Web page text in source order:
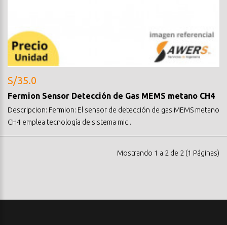
S/35.0
Fermion Sensor Detección de Gas MEMS metano CH4
Descripcion: Fermion: El sensor de detección de gas MEMS metano
CH4 emplea tecnología de sistema mic..
Mostrando 1 a 2 de 2 (1 Páginas)